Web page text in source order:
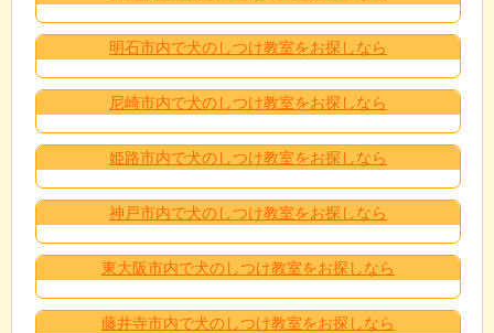
明石市内で犬のしつけ教室をお探しなら
尼崎市内で犬のしつけ教室をお探しなら
姫路市内で犬のしつけ教室をお探しなら
神戸市内で犬のしつけ教室をお探しなら
東大阪市内で犬のしつけ教室をお探しなら
藤井寺市内で犬のしつけ教室をお探しなら